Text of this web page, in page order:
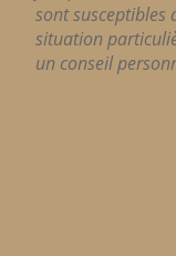
sont susceptibles
situation
un conseil